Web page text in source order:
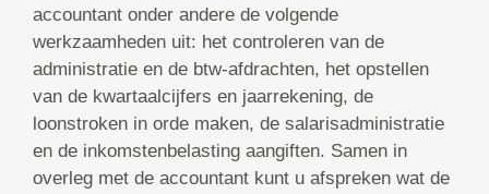
accountant onder andere de volgende
werkzaamheden uit: het controleren van de
administratie en de btw-afdrachten, het opstellen
van de kwartaalcijfers en jaarrekening, de
loonstroken in orde maken, de salarisadministratie
en de inkomstenbelasting aangiften. Samen in
overleg met de accountant kunt u afspreken wat de